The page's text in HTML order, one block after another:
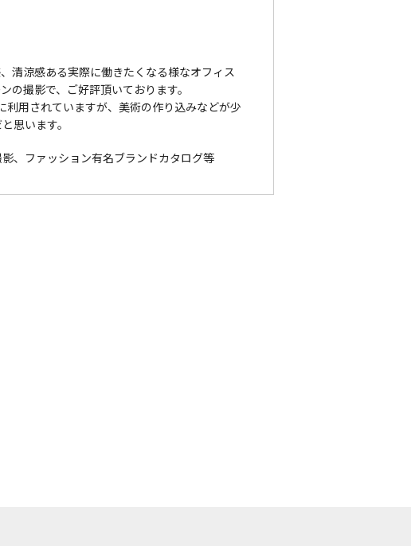
清涼感ある実際に働きたくなる様なオフィス
の撮影で、ご好評頂いております。
利用されていますが、美術の作り込みなどが少
思います。
、ファッション有名ブランドカタログ等